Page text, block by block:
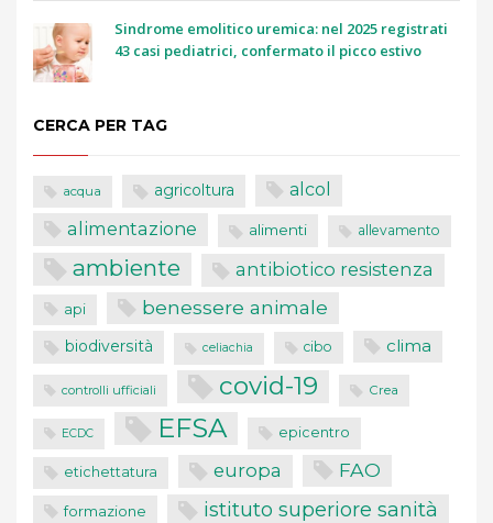
Sindrome emolitico uremica: nel 2025 registrati
43 casi pediatrici, confermato il picco estivo
CERCA PER TAG
acqua agricoltura alcol
alimentazione alimenti allevamento
ambiente antibiotico resistenza
api benessere animale
biodiversità celiachia cibo clima
controlli ufficiali covid-19 Crea
ECDC EFSA epicentro
etichettatura europa FAO
formazione istituto superiore sanità